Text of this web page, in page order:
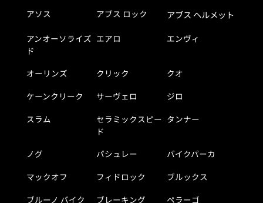
アソス アブス ロック アブス ヘルメット
アンオーソライズ
ド
エアロ エンヴィ
オーリンズ クリック
クオ
ケーンクリーク
サーヴェロ
ジロ
スラム
セラミックスピー
ド
タンナー
ノグ パシュレー
バイクパーカ
マックオフ
フィドロック
ブルックス
ブルーノ バイク
ブレーキング
ペラーゴ